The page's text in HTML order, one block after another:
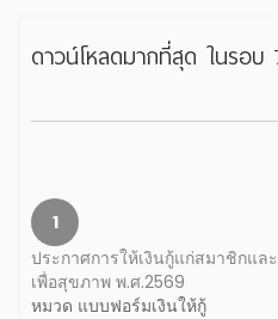
ดาวน์โหลดมากที่สุด ในรอบ
1
ประกาศการให้เงินกู้แก่สมาชิกแล
เพื่อสุขภาพ พ.ศ.2569
หมวด แบบฟอร์มเงินให้กู้